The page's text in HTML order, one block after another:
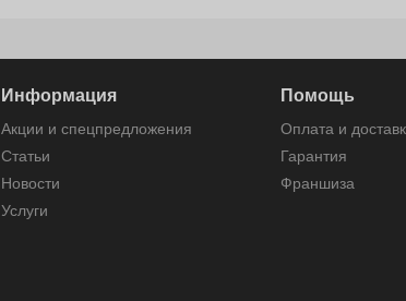
Информация
Акции и спецпредложения
Статьи
Новости
Услуги
Помощь
Оплата и
Гарантия
Франшиза